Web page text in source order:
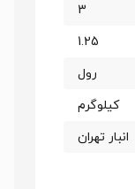
3
1.25
رول
کیلوگرم
انبار تهران